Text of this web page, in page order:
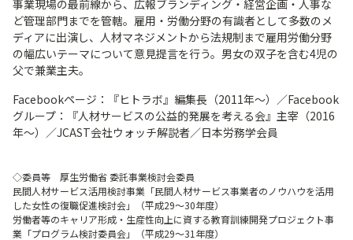
事業現場の最前線から、広報ブランディング・経営企画・人事な
ど管理部門までを管轄。雇用・労働分野の有識者として多数のメ
ディアに出演し、人材マネジメントから法規制まで雇用労働分野
の幅広いテーマについて意見提言を行う。男女の双子を含む4児の
父で兼業主夫。
Facebookページ：『ヒトラボ』編集長（2011年～）／Facebook
グループ：『人材サービスの公益的発展を考える会』主宰（2016
年～）／JCAST会社ウォッチ解説者／日本労務学会員​
◇委員等 厚生労働省 委託事業検討会委員​
民間人材サービス活用検討事業「民間人材サービス事業者のノウハウを活用
した女性の復職促進検討会」（平成29～30年度）​
労働者等のキャリア形成・生産性向上に資する教育訓練開発プロジェクト事
業「プログラム検討委員会」（平成29～31年度）​